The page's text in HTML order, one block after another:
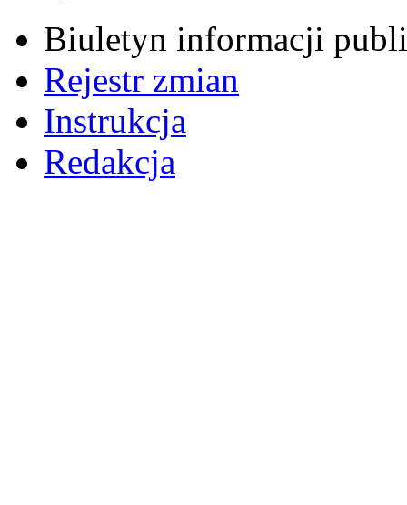
Biuletyn informacji
Rejestr zmian
Instrukcja
Redakcja